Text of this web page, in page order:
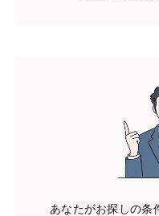
あなたがお探しの条